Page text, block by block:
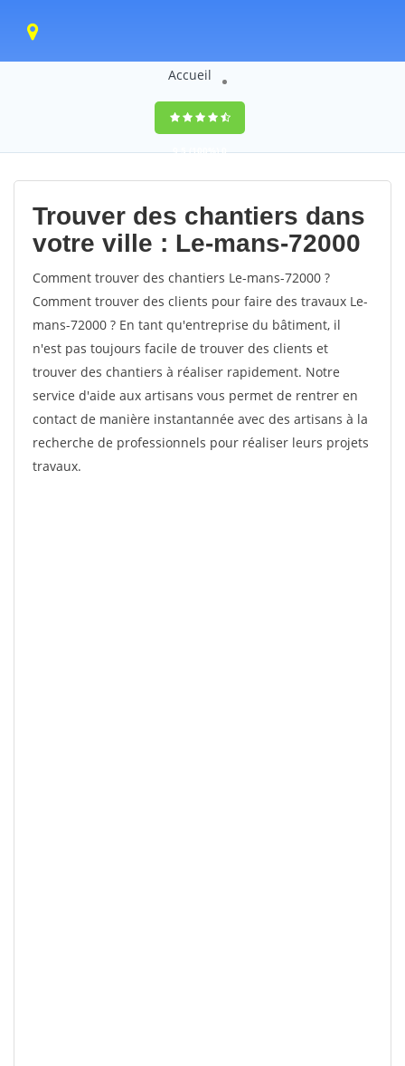
Accueil
9,5(100%)0
votes
Trouver des chantiers dans
votre ville : Le-mans-72000
Comment trouver des chantiers Le-mans-72000 ?
Comment trouver des clients pour faire des travaux Le-
mans-72000 ? En tant qu'entreprise du bâtiment, il
n'est pas toujours facile de trouver des clients et
trouver des chantiers à réaliser rapidement. Notre
service d'aide aux artisans vous permet de rentrer en
contact de manière instantannée avec des artisans à la
recherche de professionnels pour réaliser leurs projets
travaux.